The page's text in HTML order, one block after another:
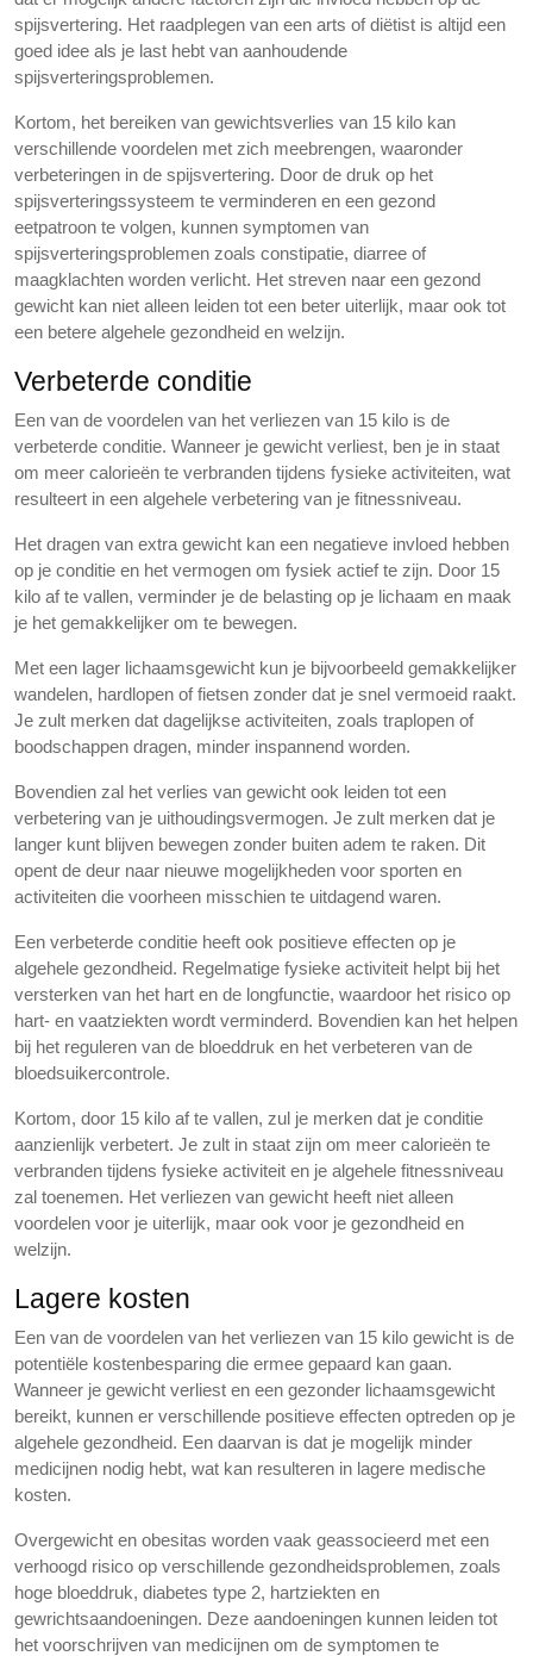
spijsvertering. Het raadplegen van een arts of diëtist is altijd een
goed idee als je last hebt van aanhoudende
spijsverteringsproblemen.
Kortom, het bereiken van gewichtsverlies van 15 kilo kan
verschillende voordelen met zich meebrengen, waaronder
verbeteringen in de spijsvertering. Door de druk op het
spijsverteringssysteem te verminderen en een gezond
eetpatroon te volgen, kunnen symptomen van
spijsverteringsproblemen zoals constipatie, diarree of
maagklachten worden verlicht. Het streven naar een gezond
gewicht kan niet alleen leiden tot een beter uiterlijk, maar ook tot
een betere algehele gezondheid en welzijn.
Verbeterde conditie
Een van de voordelen van het verliezen van 15 kilo is de
verbeterde conditie. Wanneer je gewicht verliest, ben je in staat
om meer calorieën te verbranden tijdens fysieke activiteiten, wat
resulteert in een algehele verbetering van je fitnessniveau.
Het dragen van extra gewicht kan een negatieve invloed hebben
op je conditie en het vermogen om fysiek actief te zijn. Door 15
kilo af te vallen, verminder je de belasting op je lichaam en maak
je het gemakkelijker om te bewegen.
Met een lager lichaamsgewicht kun je bijvoorbeeld gemakkelijker
wandelen, hardlopen of fietsen zonder dat je snel vermoeid raakt.
Je zult merken dat dagelijkse activiteiten, zoals traplopen of
boodschappen dragen, minder inspannend worden.
Bovendien zal het verlies van gewicht ook leiden tot een
verbetering van je uithoudingsvermogen. Je zult merken dat je
langer kunt blijven bewegen zonder buiten adem te raken. Dit
opent de deur naar nieuwe mogelijkheden voor sporten en
activiteiten die voorheen misschien te uitdagend waren.
Een verbeterde conditie heeft ook positieve effecten op je
algehele gezondheid. Regelmatige fysieke activiteit helpt bij het
versterken van het hart en de longfunctie, waardoor het risico op
hart- en vaatziekten wordt verminderd. Bovendien kan het helpen
bij het reguleren van de bloeddruk en het verbeteren van de
bloedsuikercontrole.
Kortom, door 15 kilo af te vallen, zul je merken dat je conditie
aanzienlijk verbetert. Je zult in staat zijn om meer calorieën te
verbranden tijdens fysieke activiteit en je algehele fitnessniveau
zal toenemen. Het verliezen van gewicht heeft niet alleen
voordelen voor je uiterlijk, maar ook voor je gezondheid en
welzijn.
Lagere kosten
Een van de voordelen van het verliezen van 15 kilo gewicht is de
potentiële kostenbesparing die ermee gepaard kan gaan.
Wanneer je gewicht verliest en een gezonder lichaamsgewicht
bereikt, kunnen er verschillende positieve effecten optreden op je
algehele gezondheid. Een daarvan is dat je mogelijk minder
medicijnen nodig hebt, wat kan resulteren in lagere medische
kosten.
Overgewicht en obesitas worden vaak geassocieerd met een
verhoogd risico op verschillende gezondheidsproblemen, zoals
hoge bloeddruk, diabetes type 2, hartziekten en
gewrichtsaandoeningen. Deze aandoeningen kunnen leiden tot
het voorschrijven van medicijnen om de symptomen te